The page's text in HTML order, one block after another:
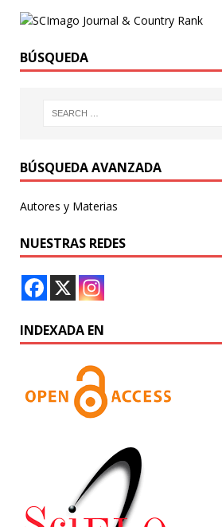
BÚSQUEDA
BÚSQUEDA AVANZADA
Autores y Materias
NUESTRAS REDES
INDEXADA EN